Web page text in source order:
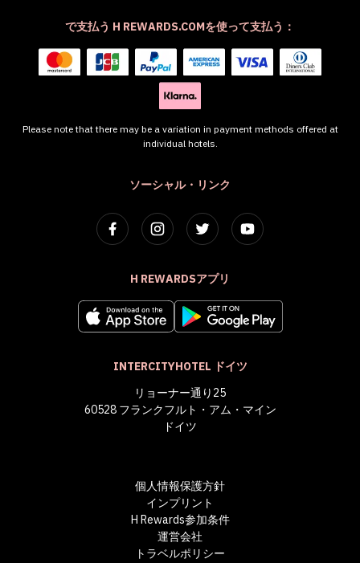
ソーシャル・リンク
H REWARDSアプリ
INTERCITYHOTEL ドイツ
リョーナー通り25
60528 フランクフルト・アム・マイン
ドイツ
で支払う H REWARDS.COMを使って支払う：
Please note that there may be a variation in payment methods offered at
individual hotels.
個人情報保護方針
インプリント
H Rewards参加条件
運営会社
トラベルポリシー